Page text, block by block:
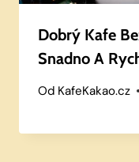
Dobrý Kafe
Snadno A
Od KafeKakao.cz